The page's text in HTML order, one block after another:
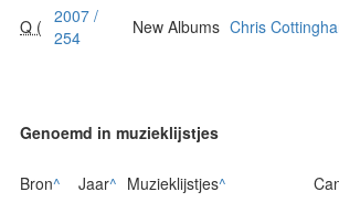
Q ( 2007 /
254
New Albums Chris
Genoemd in muzieklijstjes
Bron^ Jaar^ Muzieklijstjes^